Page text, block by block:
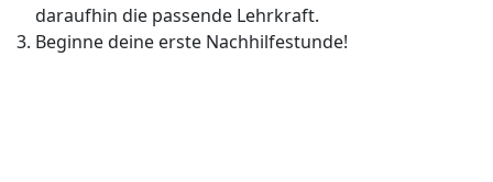
daraufhin die passende Lehrkraft.
Beginne deine erste Nachhilfestunde!